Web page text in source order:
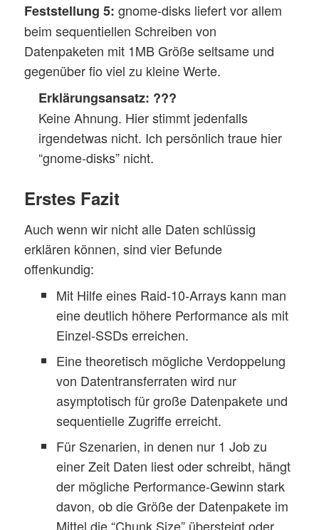
Feststellung 5: gnome-disks liefert vor allem
beim sequentiellen Schreiben von
Datenpaketen mit 1MB Größe seltsame und
gegenüber fio viel zu kleine Werte.
Erklärungsansatz: ???
Keine Ahnung. Hier stimmt jedenfalls
irgendetwas nicht. Ich persönlich traue hier
“gnome-disks” nicht.
Erstes Fazit
Auch wenn wir nicht alle Daten schlüssig
erklären können, sind vier Befunde
offenkundig:
Mit Hilfe eines Raid-10-Arrays kann man
eine deutlich höhere Performance als mit
Einzel-SSDs erreichen.
Eine theoretisch mögliche Verdoppelung
von Datentransferraten wird nur
asymptotisch für große Datenpakete und
sequentielle Zugriffe erreicht.
Für Szenarien, in denen nur 1 Job zu
einer Zeit Daten liest oder schreibt, hängt
der mögliche Performance-Gewinn stark
davon, ob die Größe der Datenpakete im
Mittel die “Chunk Size” übersteigt oder